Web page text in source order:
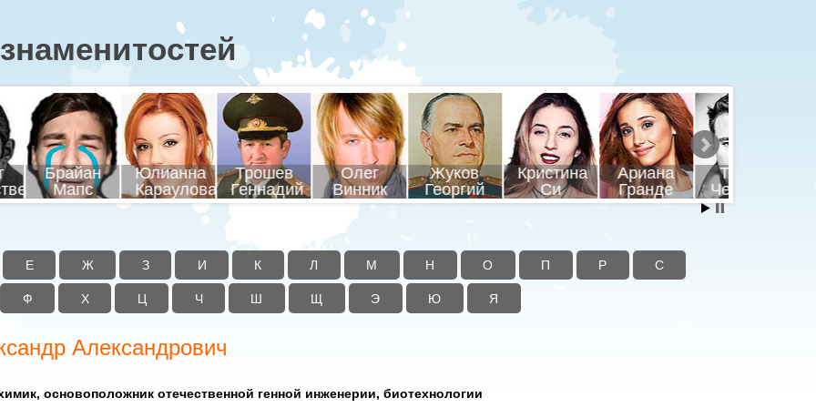
Ванга
Адольф
Гитлер
Гагарин
Юрий
Калашников
Михаил
Ленин
Владимир
Брюс Ли
Пушкин
Александр
Е Ж З И К Л М Н О П Р С
Ф Х Ц Ч Ш Щ Э Ю Я
Александрович
основоположник отечественной генной инженерии, биотехнологии